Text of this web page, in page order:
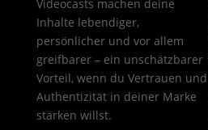
Videocasts machen deine
Inhalte lebendiger,
persönlicher und vor allem
greifbarer – ein unschätzbarer
Vorteil, wenn du Vertrauen und
Authentizität in deiner Marke
stärken willst.